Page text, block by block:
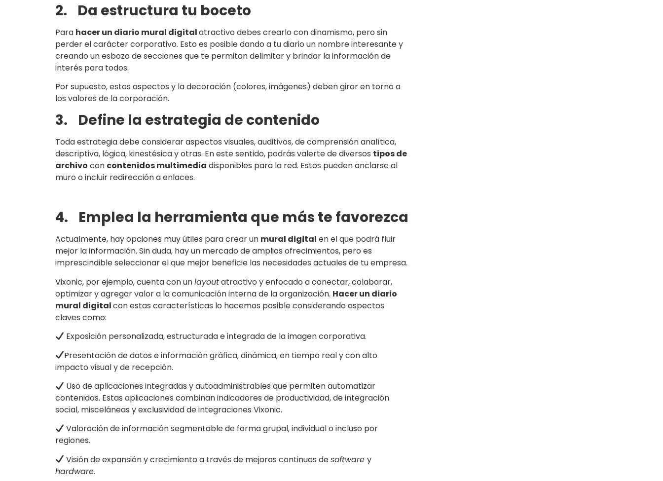
2. Da estructura tu boceto
Para hacer un diario mural digitalatractivo debes crearlo con dinamismo, pero sin
perder el carácter corporativo. Esto es posible dando a tu diario un nombre interesante y
creando un esbozo de secciones que te permitan delimitar y brindar la información de
interés para todos.
Por supuesto, estos aspectos y la decoración (colores, imágenes) deben girar en torno a
los valores de la corporación.
3. Define la estrategia de contenido
Toda estrategia debe considerar aspectos visuales, auditivos, de comprensión analítica,
descriptiva, lógica, kinestésica y otras. En este sentido, podrás valerte de diversos tipos de
archivo con contenidos multimedia disponibles para la red. Estos pueden anclarse al
muro o incluir redirección a enlaces.
4. Emplea la herramienta que más te favorezca
Actualmente, hay opciones muy útiles para crear un mural digital en el que podrá fluir
mejor la información. Sin duda, hay un mercado de amplios ofrecimientos, pero es
imprescindible seleccionar el que mejor beneficie las necesidades actuales de tu empresa.
Vixonic, por ejemplo, cuenta con unlayoutatractivo y enfocado a conectar, colaborar,
optimizar y agregar valor a la comunicación interna de la organización. Hacer un diario
mural digitalcon estas características lo hacemos posible considerando aspectos
claves como:
Exposición personalizada, estructurada e integrada de la imagen corporativa.
Presentación de datos e información gráfica, dinámica, en tiempo real y con alto
impacto visual y de recepción.
Uso de aplicaciones integradas y autoadministrables que permiten automatizar
contenidos. Estas aplicaciones combinan indicadores de productividad, de integración
social, misceláneas y exclusividad de integraciones Vixonic.
Valoración de información segmentable de forma grupal, individual o incluso por
regiones.
Visión de expansión y crecimiento a través de mejoras continuas desoftwarey
hardware.